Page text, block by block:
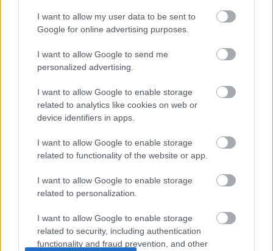
I want to allow my user data to be sent to
Google for online advertising purposes.
I want to allow Google to send me
personalized advertising.
I want to allow Google to enable storage
related to analytics like cookies on web or
device identifiers in apps.
I want to allow Google to enable storage
related to functionality of the website or app.
I want to allow Google to enable storage
related to personalization.
I want to allow Google to enable storage
related to security, including authentication
functionality and fraud prevention, and other
Szimfonikus felfedezések elnevezésű sorozatuk az új,
tizedik évadban a Pannon Filharmonikusok
koncertjével veszi kezdetét és ennek alkalmából
kiállításon mutatják be Pécs kulturális életét.
Márta Istvánjelezte: viszonzásként a Kodály
Központban tárlatot rendeznének a Művészetek
Palotája tízéves történetéről.
Forrás: MTI